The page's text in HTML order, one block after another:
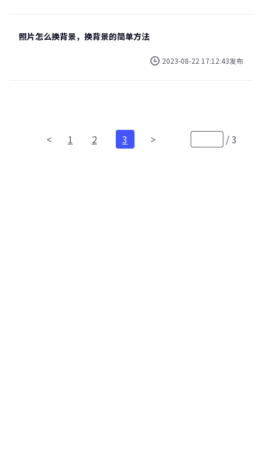
照片怎么换背景，换背景的简单方法
2023-08-22 17:12:43发布
1 2 3 /3